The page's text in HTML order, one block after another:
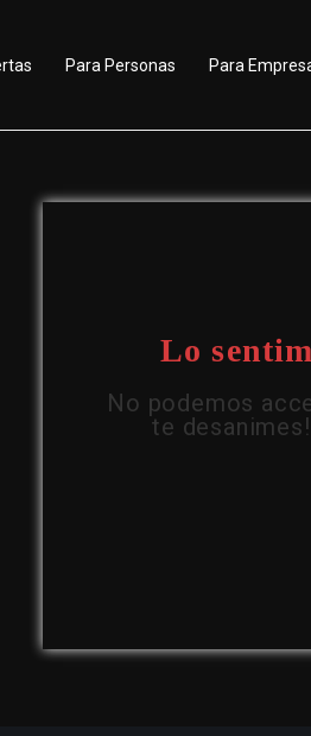
Para Personas Para
Lo
No podemos
te